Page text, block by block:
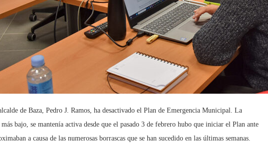
de Baza, Pedro J. Ramos, ha desactivado el Plan de Emergencia Municipal. La
bajo, se mantenía activa desde que el pasado 3 de febrero hubo que iniciar el Plan ante
a causa de las numerosas borrascas que se han sucedido en las últimas semanas.